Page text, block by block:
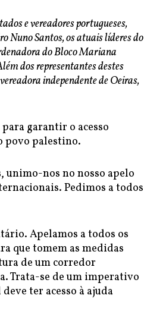
e vereadores portugueses,
Nuno Santos, os atuais líderes do
do Bloco Mariana
dos representantes destes
independente de Oeiras,
garantir o acesso
povo palestino.
unimo-nos no nosso apelo
Pedimos a todos
Apelamos a todos os
que tomem as medidas
de um corredor
Trata-se de um imperativo
ter acesso à ajuda